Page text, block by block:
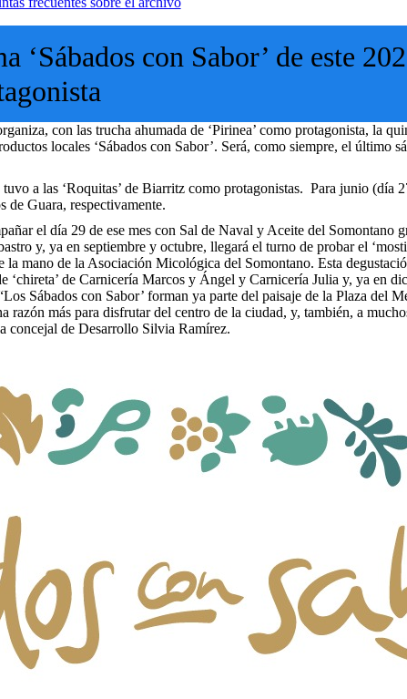
‘Sábados con Sabor’ de este
con las trucha ahumada de ‘Pirinea’ como protagonista, la
locales ‘Sábados con Sabor’. Será, como siempre, el último
a las ‘Roquitas’ de Biarritz como protagonistas. Para junio (día
de Guara, respectivamente.
el día 29 de ese mes con Sal de Naval y Aceite del Somontano
y, ya en septiembre y octubre, llegará el turno de probar el
la mano de la Asociación Micológica del Somontano. Esta
de Carnicería Marcos y Ángel y Carnicería Julia y, ya en
Sábados con Sabor’ forman ya parte del paisaje de la Plaza del
razón más para disfrutar del centro de la ciudad, y, también, a
concejal de Desarrollo Silvia Ramírez.